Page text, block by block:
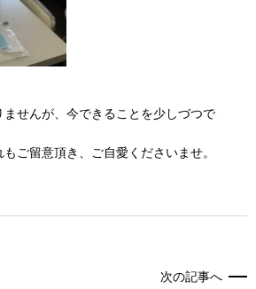
せんが、今できることを少しづつで
ご留意頂き、ご自愛くださいませ。
次の記事へ